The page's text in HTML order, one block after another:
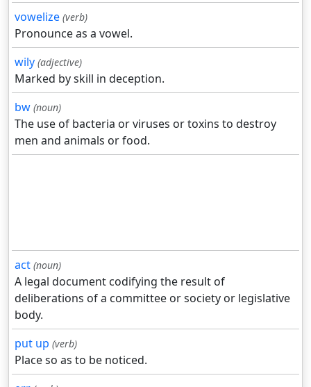
vowelize (verb)
Pronounce as a vowel.
wily (adjective)
Marked by skill in deception.
bw (noun)
The use of bacteria or viruses or toxins to destroy
men and animals or food.
act (noun)
A legal document codifying the result of
deliberations of a committee or society or legislative
body.
put up (verb)
Place so as to be noticed.